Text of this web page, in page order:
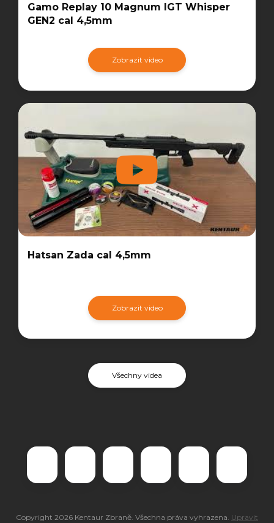
Gamo Replay 10 Magnum IGT Whisper
GEN2 cal 4,5mm
Zobrazit video
Hatsan Zada cal 4,5mm
Zobrazit video
Všechny videa
Copyright 2026 Kentaur Zbraně . Všechna práva vyhrazena. Upravit